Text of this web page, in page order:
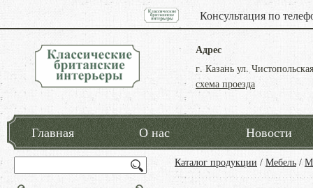
Консультация по
Адрес
г. Казань ул.
схема проезда
Главная О нас Новости
Каталог продукции / Мебель /